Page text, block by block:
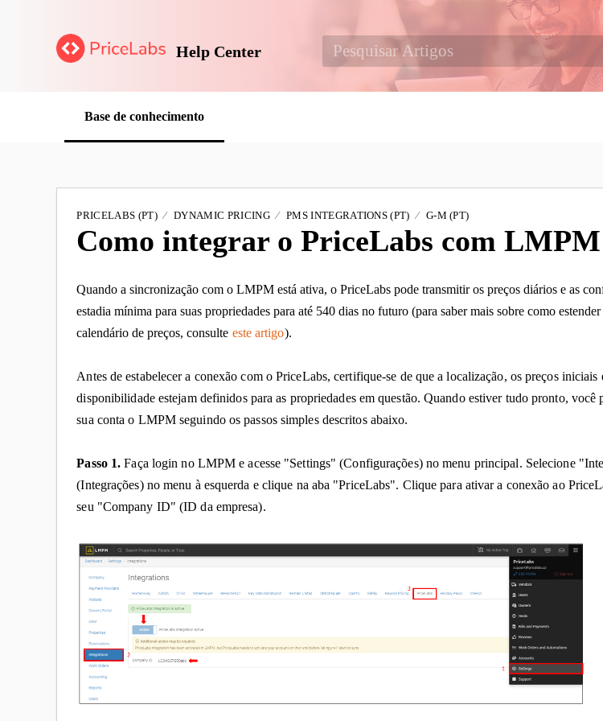
Help Center
Base de conhecimento
PRICELABS (PT) DYNAMIC PRICING PMS INTEGRATIONS (PT) G-M (PT)
Como integrar o PriceLabs com LMPM
Quando a sincronização com o LMPM está ativa, o PriceLabs pode transmitir os preços diários e as
estadia mínima para suas propriedades para até 540 dias no futuro (para saber mais sobre como estender
calendário de preços, consulte este artigo).
Antes de estabelecer a conexão com o PriceLabs, certifique-se de que a localização, os preços iniciais
disponibilidade estejam definidos para as propriedades em questão. Quando estiver tudo pronto, você
sua conta o LMPM seguindo os passos simples descritos abaixo.
Passo 1. Faça login no LMPM e acesse "Settings" (Configurações) no menu principal. Selecione
(Integrações) no menu à esquerda e clique na aba "PriceLabs". Clique para ativar a conexão ao
seu "Company ID" (ID da empresa).